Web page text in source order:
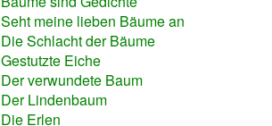
Seht meine lieben Bäume an
Die Schlacht der Bäume
Gestutzte Eiche
Der verwundete Baum
Der Lindenbaum
Die Erlen